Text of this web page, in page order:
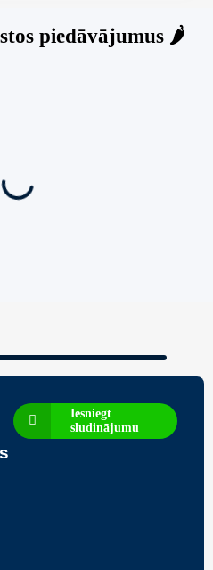
piedāvājumus 🌶️
Investīciju Īpašums-
Mājas, Briežu Dārzs
Iesniegt
sludinājumu